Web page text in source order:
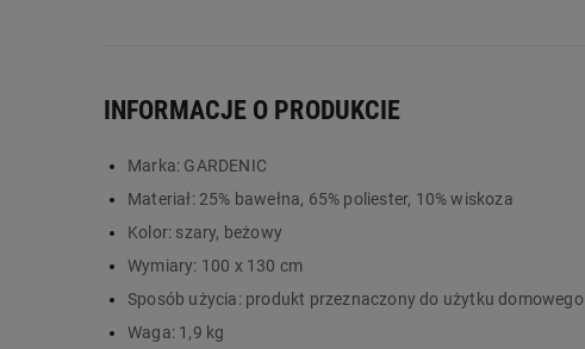
duża powierzchnia siedziska 100 x 130 cm
niewielka waga całego kompletu
INFORMACJE O PRODUKCIE
Marka: GARDENIC
Materiał: 25% bawełna, 65% poliester, 10% wiskoza
Kolor: szary, beżowy
Wymiary: 100 x 130 cm
Sposób użycia: produkt przeznaczony do użytku domowego
Waga: 1,9 kg